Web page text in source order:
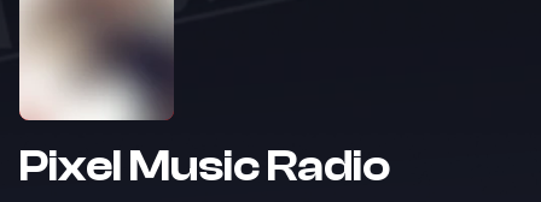
Pixel Music Radio